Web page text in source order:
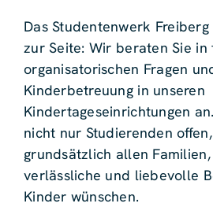
Das Studentenwerk
zur Seite: Wir beraten Sie
organisatorischen Fragen
Kinderbetreuung in unseren
Kindertageseinrichtungen
nicht nur Studierenden
grundsätzlich allen
verlässliche und liebevolle
Kinder wünschen.